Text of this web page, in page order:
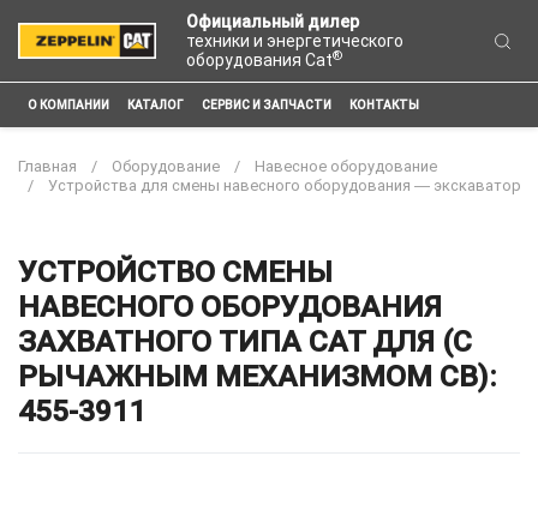
Официальный дилер
техники и энергетического
оборудования Cat®
О КОМПАНИИ КАТАЛОГ СЕРВИС И ЗАПЧАСТИ КОНТАКТЫ
Главная Оборудование
Навесное оборудование
Устройства для смены навесного оборудования ― экскаватор
УСТРОЙСТВО СМЕНЫ
НАВЕСНОГО ОБОРУДОВАНИЯ
ЗАХВАТНОГО ТИПА CAT ДЛЯ (С
РЫЧАЖНЫМ МЕХАНИЗМОМ CB):
455-3911